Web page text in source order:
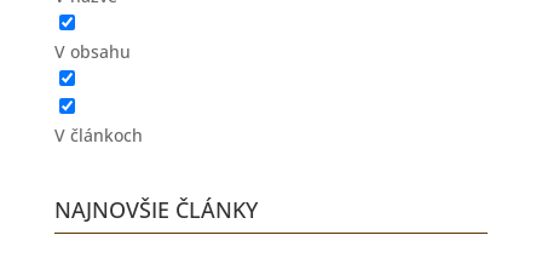
V obsahu
V článkoch
NAJNOVŠIE ČLÁNKY